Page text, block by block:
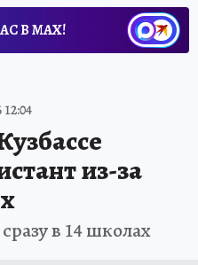
В МАХ!
из-за
в 14 школах